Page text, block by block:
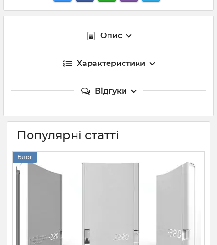
Опис
Характеристики
Відгуки
Популярні статті
Блог